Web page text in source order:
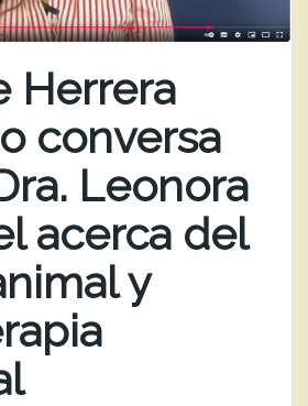
Herrera
conversa
Leonora
acerca del
y